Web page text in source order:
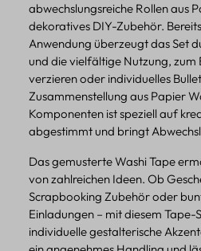
abwechslungsreiche Rollen aus
dekoratives DIY-Zubehör.
Anwendung überzeugt das Set
und die vielfältige Nutzung, zum
verzieren oder individuelles
Zusammenstellung aus Papier
Komponenten ist speziell auf
abgestimmt und bringt
Das gemusterte Washi Tape
von zahlreichen Ideen. Ob
Scrapbooking Zubehör oder
Einladungen – mit diesem Tape-
individuelle gestalterische